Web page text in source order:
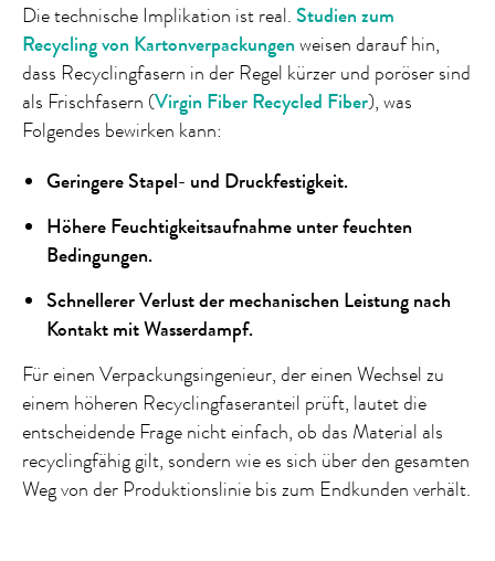
Die technische Implikation ist real. Studien zum
Recycling von Kartonverpackungenweisen darauf hin,
dass Recyclingfasern in der Regel kürzer und poröser sind
als Frischfasern (Virgin Fiber Recycled Fiber), was
Folgendes bewirken kann:
Geringere Stapel- und Druckfestigkeit.
Höhere Feuchtigkeitsaufnahme unter feuchten
Bedingungen.
Schnellerer Verlust der mechanischen Leistung nach
Kontakt mit Wasserdampf.
Für einen Verpackungsingenieur, der einen Wechsel zu
einem höheren Recyclingfaseranteil prüft, lautet die
entscheidende Frage nicht einfach, ob das Material als
recyclingfähig gilt, sondern wie es sich über den gesamten
Weg von der Produktionslinie bis zum Endkunden verhält.